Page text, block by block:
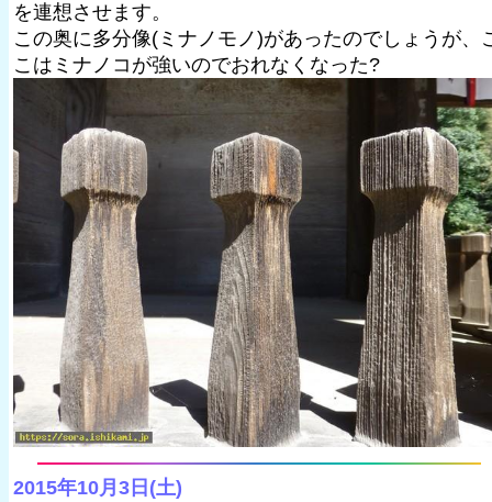
を連想させます。
この奥に多分像(ミナノモノ)があったのでしょうが、
こはミナノコが強いのでおれなくなった?
2015年10月3日(土)